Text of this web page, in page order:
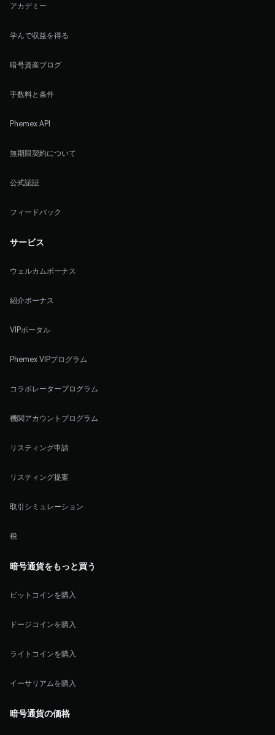
アカデミー
学んで収益を得る
暗号資産ブログ
手数料と条件
Phemex API
無期限契約について
公式認証
フィードバック
サービス
ウェルカムボーナス
紹介ボーナス
VIPポータル
Phemex VIPプログラム
コラボレータープログラム
機関アカウントプログラム
リスティング申請
リスティング提案
取引シミュレーション
税
暗号通貨をもっと買う
ビットコインを購入
ドージコインを購入
ライトコインを購入
イーサリアムを購入
暗号通貨の価格